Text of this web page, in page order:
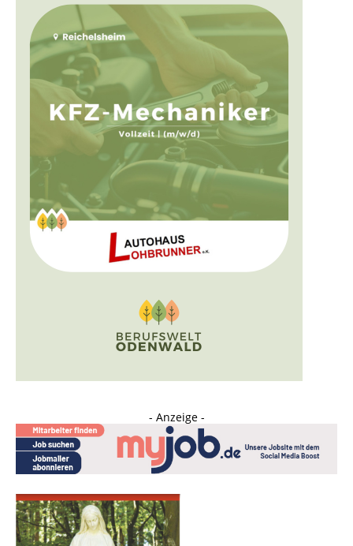
- Anzeige -